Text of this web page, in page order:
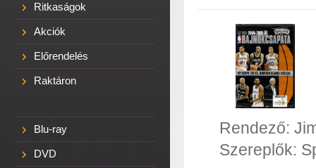
Ritkaságok
Akciók
Előrendelés
Raktáron
Blu-ray
DVD
Rendező:
Szereplők: